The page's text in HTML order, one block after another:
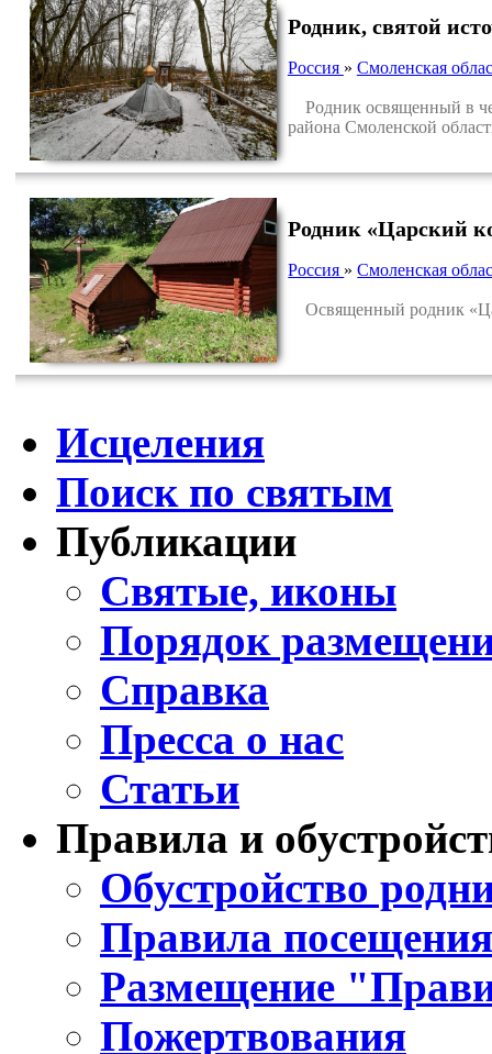
Родник, святой
Россия » Смоленская
Родник освященный в
района Смоленской
Родник «Царский
Россия »Смоленская
Освященный родник
Исцеления
Поиск по святым
Публикации
Святые, иконы
Порядок
Справка
Пресса о нас
Статьи
Правила и
Обустройство
Правила
Размещение
Пожертвования